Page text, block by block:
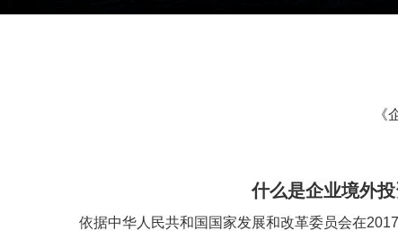
什么是企业境外投
依据中华人民共和国国家发展和改革委员会在